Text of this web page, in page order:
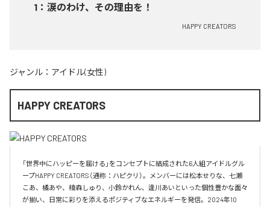
1 ： 涙のわけ、その理由を！
HAPPY CREATORS
ジャンル： アイドル(女性)
HAPPY CREATORS
「世界中にハッピーを届ける」をコンセプトに結成された6人組アイドルグル
ープHAPPY CREATORS（通称：ハピクリ）。メンバーには松本せりな、七瀬
こあ、橘あや、楠森しゅり、小鈴かれん、逢川あいといった個性豊かな面々
が揃い、日常に彩りを添えるポジティブなエネルギーを発信。2024年10